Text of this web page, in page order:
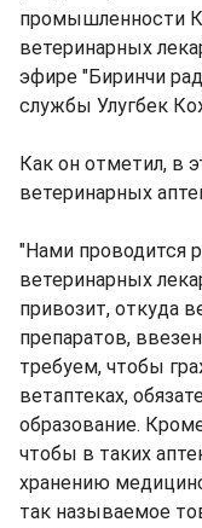
промышленности
ветеринарных
эфире "Биринчи
службы Улугбек
Как он отметил, в
ветеринарных
"Нами проводится
ветеринарных
привозит, откуда
препаратов,
требуем, чтобы
ветаптеках,
образование.
чтобы в таких
хранению
так называемое